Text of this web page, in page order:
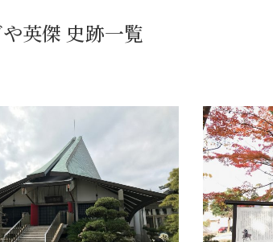
英傑 史跡一覧